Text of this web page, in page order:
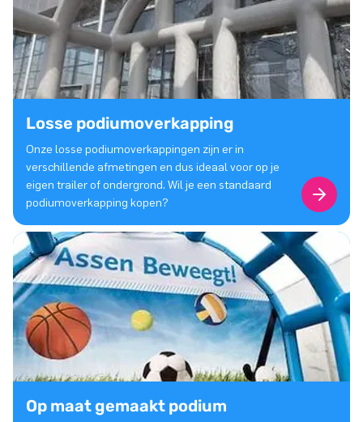
Losse podiumoverkapping
Onze losse podiumoverkappingen zijn er in
verschillende afmetingen en dus ideaal voor op je
eigen trailer of ondergrond. Wil je een standaard
podiumoverkapping kopen?
Op maat gemaakt podium